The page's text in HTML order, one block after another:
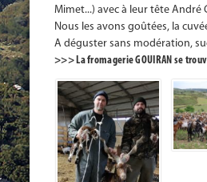
Mimet...) avec à leur tête André
Nous les avons goûtées, la
A déguster sans modération,
>>> La fromagerie GOUIRAN se